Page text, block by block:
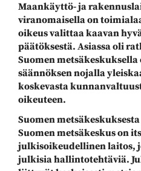
Maankäyttö- ja
viranomaisella on
oikeus valittaa kaavan
päätöksestä. Asiassa oli
Suomen
säännöksen nojalla
koskevasta
oikeuteen.
Suomen
Suomen metsäkeskus on
julkisoikeudellinen laitos,
julkisia hallintotehtäviä.